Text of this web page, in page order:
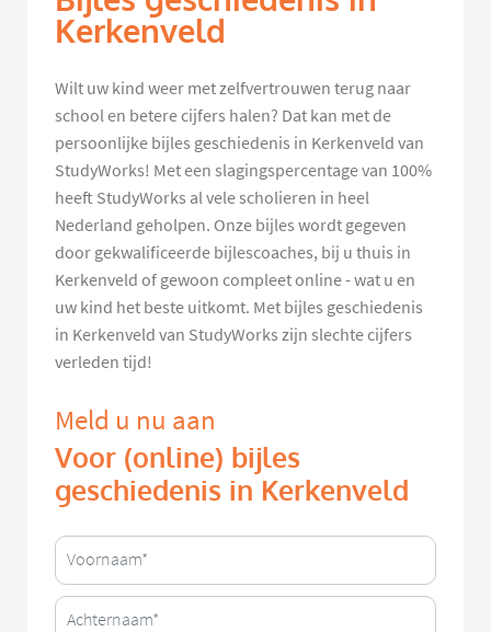
Kerkenveld
Wilt uw kind weer met zelfvertrouwen terug naar
school en betere cijfers halen? Dat kan met de
persoonlijke bijles geschiedenis in Kerkenveld van
StudyWorks! Met een slagingspercentage van 100%
heeft StudyWorks al vele scholieren in heel
Nederland geholpen. Onze bijles wordt gegeven
door gekwalificeerde bijlescoaches, bij u thuis in
Kerkenveld of gewoon compleet online - wat u en
uw kind het beste uitkomt. Met bijles geschiedenis
in Kerkenveld van StudyWorks zijn slechte cijfers
verleden tijd!
Meld u nu aan
Voor (online) bijles
geschiedenis in Kerkenveld